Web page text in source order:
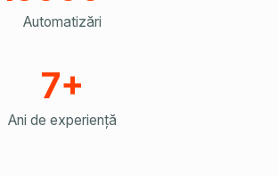
Automatizări
7+
Ani de experiență